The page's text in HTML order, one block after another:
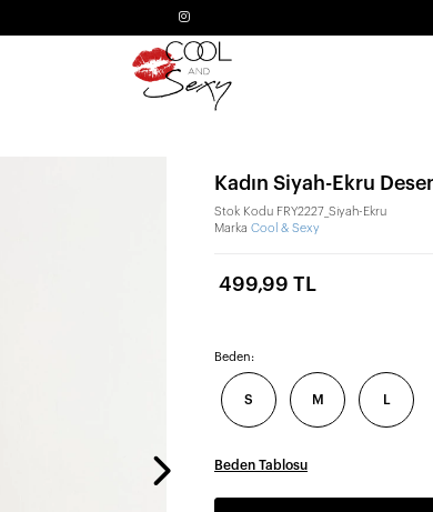
Kadın Siyah-Ekru
Stok Kodu FRY2227_Siyah-Ekru
Marka Cool & Sexy
499,99 TL
Beden:
S M L
Beden Tablosu